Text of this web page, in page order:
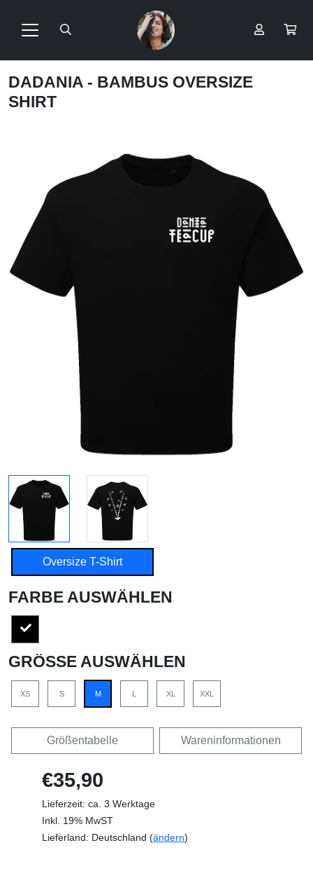
DADANIA - BAMBUS OVERSIZE
SHIRT
Oversize T-Shirt
FARBE AUSWÄHLEN
GRÖSSE AUSWÄHLEN
XS S M L XL XXL
Größentabelle Wareninformationen
€35,90
Lieferzeit: ca. 3 Werktage
Inkl. 19% MwST
Lieferland: Deutschland (ändern)